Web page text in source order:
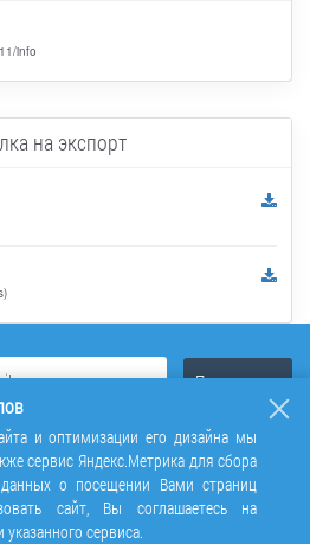
info
на экспорт
и оптимизации его дизайна мы
сервис Яндекс.Метрика для сбора
данных о посещении Вами страниц
сайт, Вы соглашаетесь на
сервиса.